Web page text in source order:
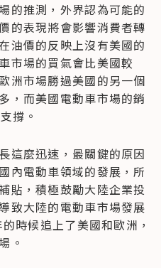
的推測，外界認為可能的
的表現將會影響消費者轉
油價的反映上沒有美國的
市場的買氣會比美國較
洲市場勝過美國的另一個
，而美國電動車市場的銷
撐。
這麼迅速，最關鍵的原因
內電動車領域的發展，所
貼，積極鼓勵大陸企業投
致大陸的電動車市場發展
時候追上了美國和歐洲，
。